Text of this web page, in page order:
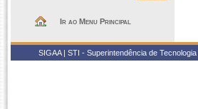
Ir ao Menu Principal
SIGAA | STI - Superintendência de